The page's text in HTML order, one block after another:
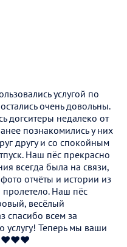
услугой по
очень довольны.
догситеры недалеко от
познакомились у них
другу и со спокойным
Наш пёс прекрасно
всегда была на связи,
отчёты и истории из
Наш пёс
весёлый
спасибо всем за
услугу! Теперь мы ваши